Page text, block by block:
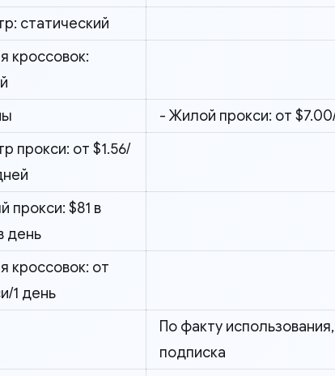
статический
кроссовок:
- Жилой прокси: от
прокси: от $1.56/
прокси: $81 в
день
кроссовок: от
1 день
По факту
подписка